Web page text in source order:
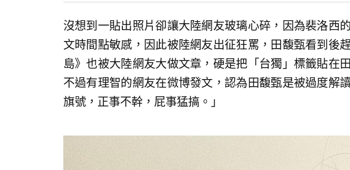
沒想到一貼出照片卻讓大陸網友玻璃心碎，因為裴洛西
文時間點敏感，因此被陸網友出征狂罵，田馥甄看到後
島》也被大陸網友大做文章，硬是把「台獨」標籤貼在
不過有理智的網友在微博發文，認為田馥甄是被過度解
旗號，正事不幹，屁事猛搞。」